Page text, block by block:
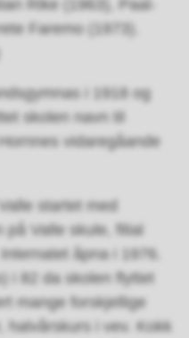
Rike (1963), Paal-
Faremo (1973).
i 1918 og
skolen navn til
vidaregåande
startet med
på Valle skule, filial
åpna i 1976.
i 82 da skolen flyttet
mange forskjellige
halvårskurs i vev. Kokk